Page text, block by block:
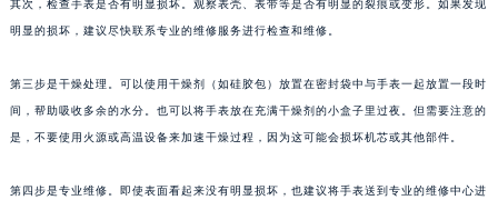
其次，检查手表是否有明显损坏。观察表壳、表带等是否有明显的裂痕或变形。如果发现
明显的损坏，建议尽快联系专业的维修服务进行检查和维修。
第三步是干燥处理。可以使用干燥剂（如硅胶包）放置在密封袋中与手表一起放置一段时
间，帮助吸收多余的水分。也可以将手表放在充满干燥剂的小盒子里过夜。但需要注意的
是，不要使用火源或高温设备来加速干燥过程，因为这可能会损坏机芯或其他部件。
第四步是专业维修。即使表面看起来没有明显损坏，也建议将手表送到专业的维修中心进